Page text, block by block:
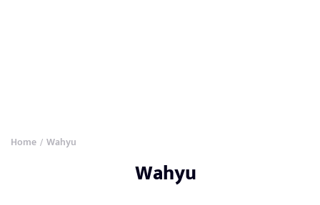
Home / Wahyu
Wahyu